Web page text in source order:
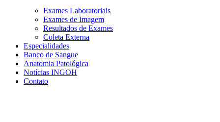
Exames Laboratoriais
Exames de Imagem
Resultados de Exames
Coleta Externa
Especialidades
Banco de Sangue
Anatomia Patológica
Notícias INGOH
Contato